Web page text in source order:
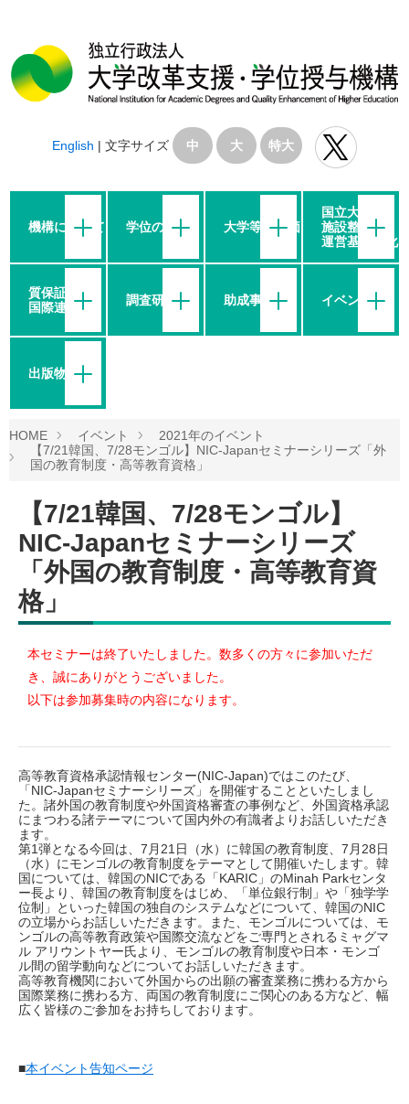
English | 文字サイズ 中 大 特大
機構について 学位の授与 大学等の評価
国立大学の
施設整備・
運営基盤強化
質保証・
国際連携
調査研究 助成事業 イベント
出版物等
HOME イベント
2021年のイベント
【7/21韓国、7/28モンゴル】NIC-Japanセミナーシリーズ「外
国の教育制度・高等教育資格」
【7/21韓国、7/28モンゴル】
NIC-Japanセミナーシリーズ
「外国の教育制度・高等教育資
格」
本セミナーは終了いたしました。数多くの方々に参加いただ
き、誠にありがとうございました。
以下は参加募集時の内容になります。
高等教育資格承認情報センター(NIC-Japan)ではこのたび、
「NIC-Japanセミナーシリーズ」を開催することといたしまし
た。諸外国の教育制度や外国資格審査の事例など、外国資格承認
にまつわる諸テーマについて国内外の有識者よりお話しいただき
ます。
第1弾となる今回は、7月21日（水）に韓国の教育制度、7月28日
（水）にモンゴルの教育制度をテーマとして開催いたします。韓
国については、韓国のNICである「KARIC」のMinah Parkセンタ
ー長より、韓国の教育制度をはじめ、「単位銀行制」や「独学学
位制」といった韓国の独自のシステムなどについて、韓国のNIC
の立場からお話しいただきます。また、モンゴルについては、モ
ンゴルの高等教育政策や国際交流などをご専門とされるミャグマ
ル アリウントヤー氏より、モンゴルの教育制度や日本・モンゴ
ル間の留学動向などについてお話しいただきます。
高等教育機関において外国からの出願の審査業務に携わる方から
国際業務に携わる方、両国の教育制度にご関心のある方など、幅
広く皆様のご参加をお持ちしております。
■本イベント告知ページ